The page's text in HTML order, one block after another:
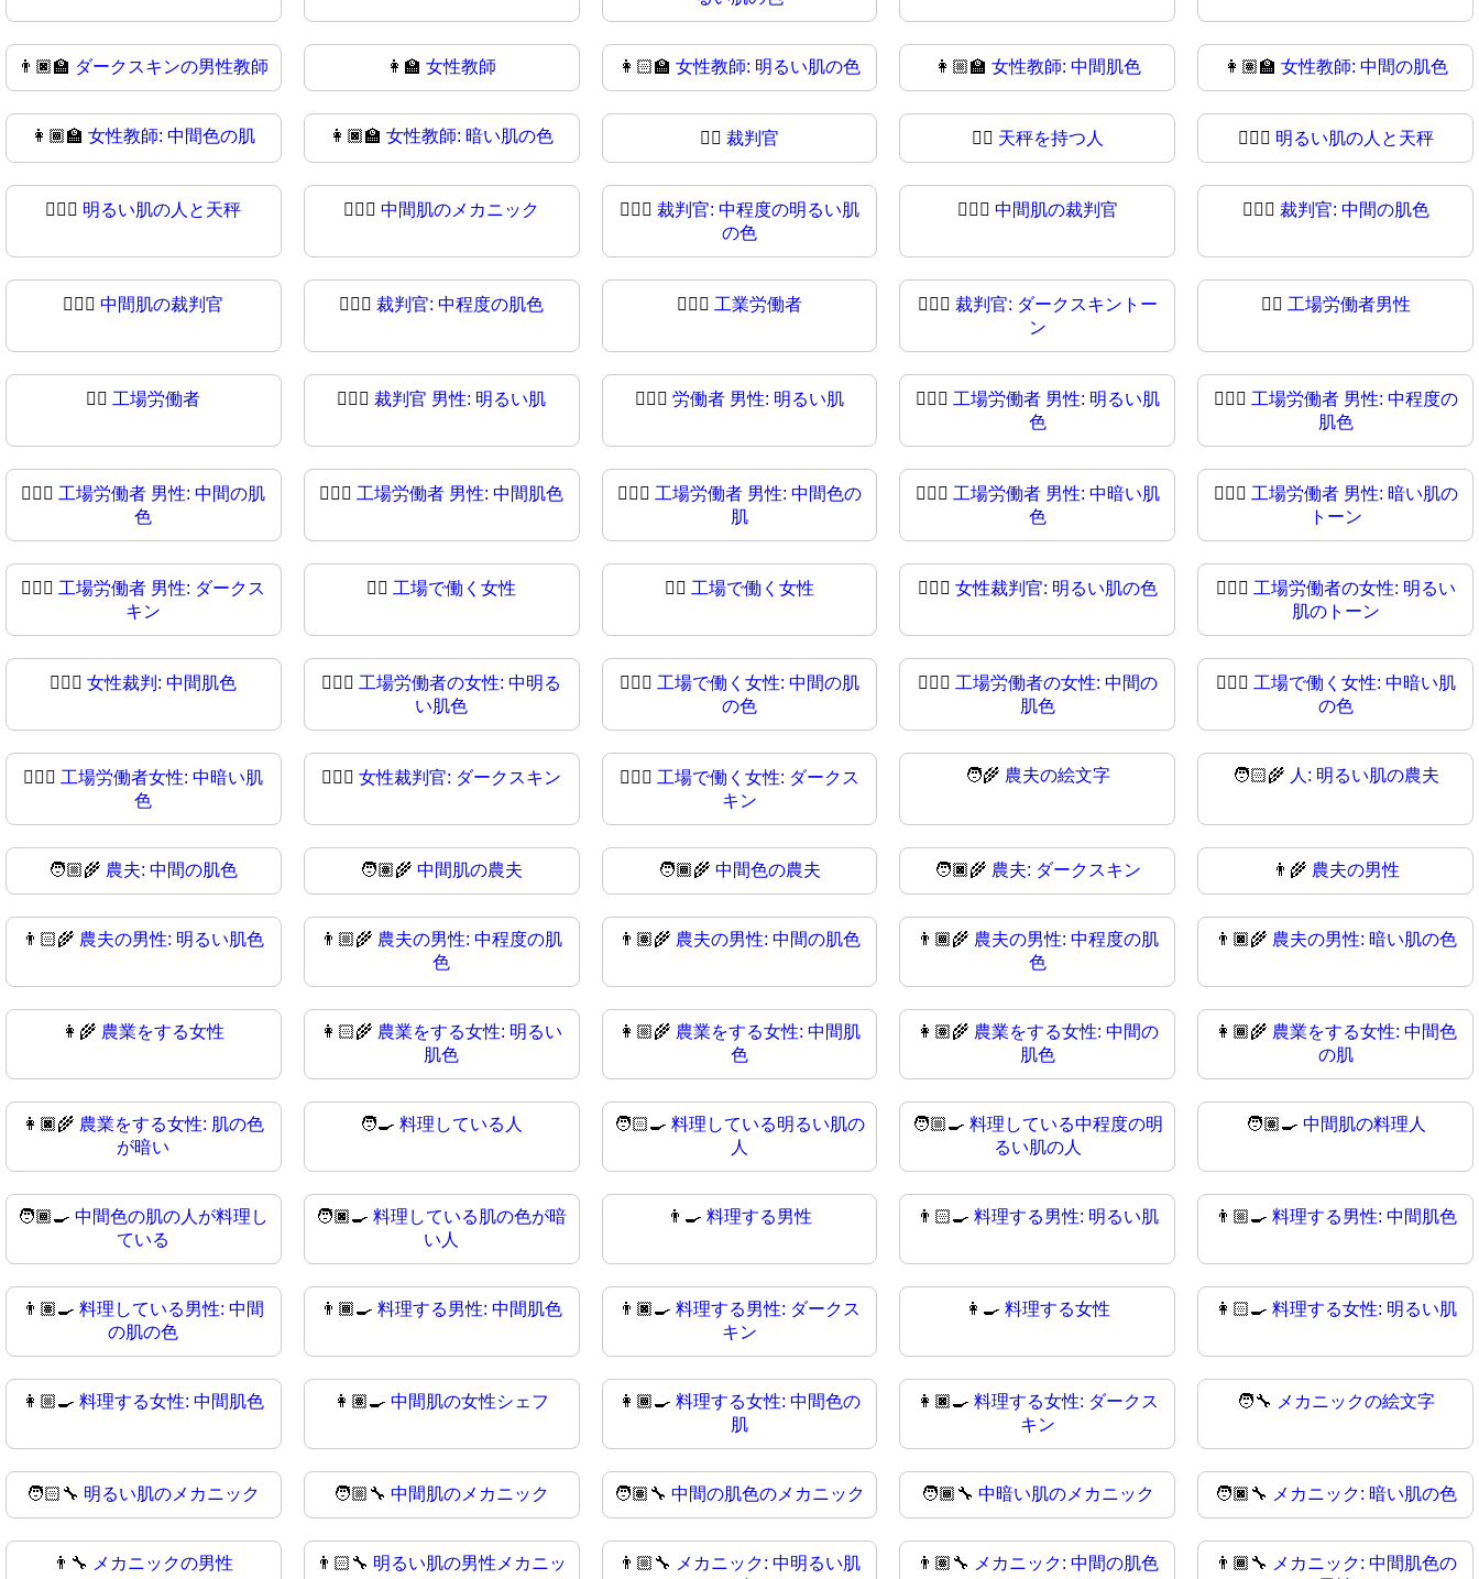
👨🏿‍🏫 ダークスキンの男性教師 👩‍🏫女性教師 👩🏻‍🏫 女性教師: 明るい肌の色 👩🏼‍🏫 女性教師: 中間肌色 👩🏽‍🏫 女性教師: 中間の肌色
👩🏾‍🏫女性教師: 中間色の肌 👩🏿‍🏫女性教師: 暗い肌の色 🧑‍⚖️ 裁判官 🧑‍⚖ 天秤を持つ人 🧑🏻‍⚖️ 明るい肌の人と天秤
🧑🏻‍⚖ 明るい肌の人と天秤 🧑🏼‍⚖️中間肌のメカニック 🧑🏼‍⚖ 裁判官: 中程度の明るい肌
の色
🧑🏽‍⚖️ 中間肌の裁判官 🧑🏽‍⚖ 裁判官: 中間の肌色
🧑🏾‍⚖️中間肌の裁判官 🧑🏾‍⚖裁判官: 中程度の肌色 🧑🏿‍⚖️ 工業労働者 🧑🏿‍⚖ 裁判官: ダークスキントー
ン
👨‍⚖️ 工場労働者男性
👨‍⚖ 工場労働者 👨🏻‍⚖️裁判官 男性: 明るい肌 👨🏻‍⚖ 労働者 男性: 明るい肌 👨🏼‍⚖️ 工場労働者 男性: 明るい肌
色
👨🏼‍⚖ 工場労働者 男性: 中程度の
肌色
👨🏽‍⚖️ 工場労働者 男性: 中間の肌
色
👨🏽‍⚖ 工場労働者 男性: 中間肌色 👨🏾‍⚖️ 工場労働者 男性: 中間色の
肌
👨🏾‍⚖ 工場労働者 男性: 中暗い肌
色
👨🏿‍⚖️ 工場労働者 男性: 暗い肌の
トーン
👨🏿‍⚖ 工場労働者 男性: ダークス
キン
👩‍⚖️ 工場で働く女性 👩‍⚖ 工場で働く女性 👩🏻‍⚖️ 女性裁判官: 明るい肌の色 👩🏻‍⚖ 工場労働者の女性: 明るい
肌のトーン
👩🏼‍⚖️女性裁判: 中間肌色 👩🏼‍⚖ 工場労働者の女性: 中明る
い肌色
👩🏽‍⚖️ 工場で働く女性: 中間の肌
の色
👩🏽‍⚖ 工場労働者の女性: 中間の
肌色
👩🏾‍⚖️ 工場で働く女性: 中暗い肌
の色
👩🏾‍⚖ 工場労働者女性: 中暗い肌
色
👩🏿‍⚖️女性裁判官: ダークスキン 👩🏿‍⚖ 工場で働く女性: ダークス
キン
🧑‍🌾 農夫の絵文字 🧑🏻‍🌾 人: 明るい肌の農夫
🧑🏼‍🌾 農夫: 中間の肌色 🧑🏽‍🌾中間肌の農夫 🧑🏾‍🌾 中間色の農夫 🧑🏿‍🌾 農夫: ダークスキン 👨‍🌾 農夫の男性
👨🏻‍🌾 農夫の男性: 明るい肌色 👨🏼‍🌾 農夫の男性: 中程度の肌
色
👨🏽‍🌾 農夫の男性: 中間の肌色 👨🏾‍🌾 農夫の男性: 中程度の肌
色
👨🏿‍🌾 農夫の男性: 暗い肌の色
👩‍🌾 農業をする女性 👩🏻‍🌾 農業をする女性: 明るい
肌色
👩🏼‍🌾 農業をする女性: 中間肌
色
👩🏽‍🌾 農業をする女性: 中間の
肌色
👩🏾‍🌾 農業をする女性: 中間色
の肌
👩🏿‍🌾 農業をする女性: 肌の色
が暗い
🧑‍🍳料理している人 🧑🏻‍🍳 料理している明るい肌の
人
🧑🏼‍🍳 料理している中程度の明
るい肌の人
🧑🏽‍🍳 中間肌の料理人
🧑🏾‍🍳中間色の肌の人が料理し
ている
🧑🏿‍🍳料理している肌の色が暗
い人
👨‍🍳 料理する男性 👨🏻‍🍳 料理する男性: 明るい肌 👨🏼‍🍳 料理する男性: 中間肌色
👨🏽‍🍳料理している男性: 中間
の肌の色
👨🏾‍🍳料理する男性: 中間肌色 👨🏿‍🍳 料理する男性: ダークス
キン
👩‍🍳 料理する女性 👩🏻‍🍳 料理する女性: 明るい肌
👩🏼‍🍳料理する女性: 中間肌色 👩🏽‍🍳中間肌の女性シェフ 👩🏾‍🍳 料理する女性: 中間色の
肌
👩🏿‍🍳 料理する女性: ダークス
キン
🧑‍🔧 メカニックの絵文字
🧑🏻‍🔧 明るい肌のメカニック 🧑🏼‍🔧中間肌のメカニック 🧑🏽‍🔧 中間の肌色のメカニック 🧑🏾‍🔧 中暗い肌のメカニック 🧑🏿‍🔧 メカニック: 暗い肌の色
👨‍🔧 メカニックの男性 👨🏻‍🔧 明るい肌の男性メカニッ
👨🏼‍🔧 メカニック: 中明るい肌
👨🏽‍🔧 メカニック: 中間の肌色 👨🏾‍🔧 メカニック: 中間肌色の